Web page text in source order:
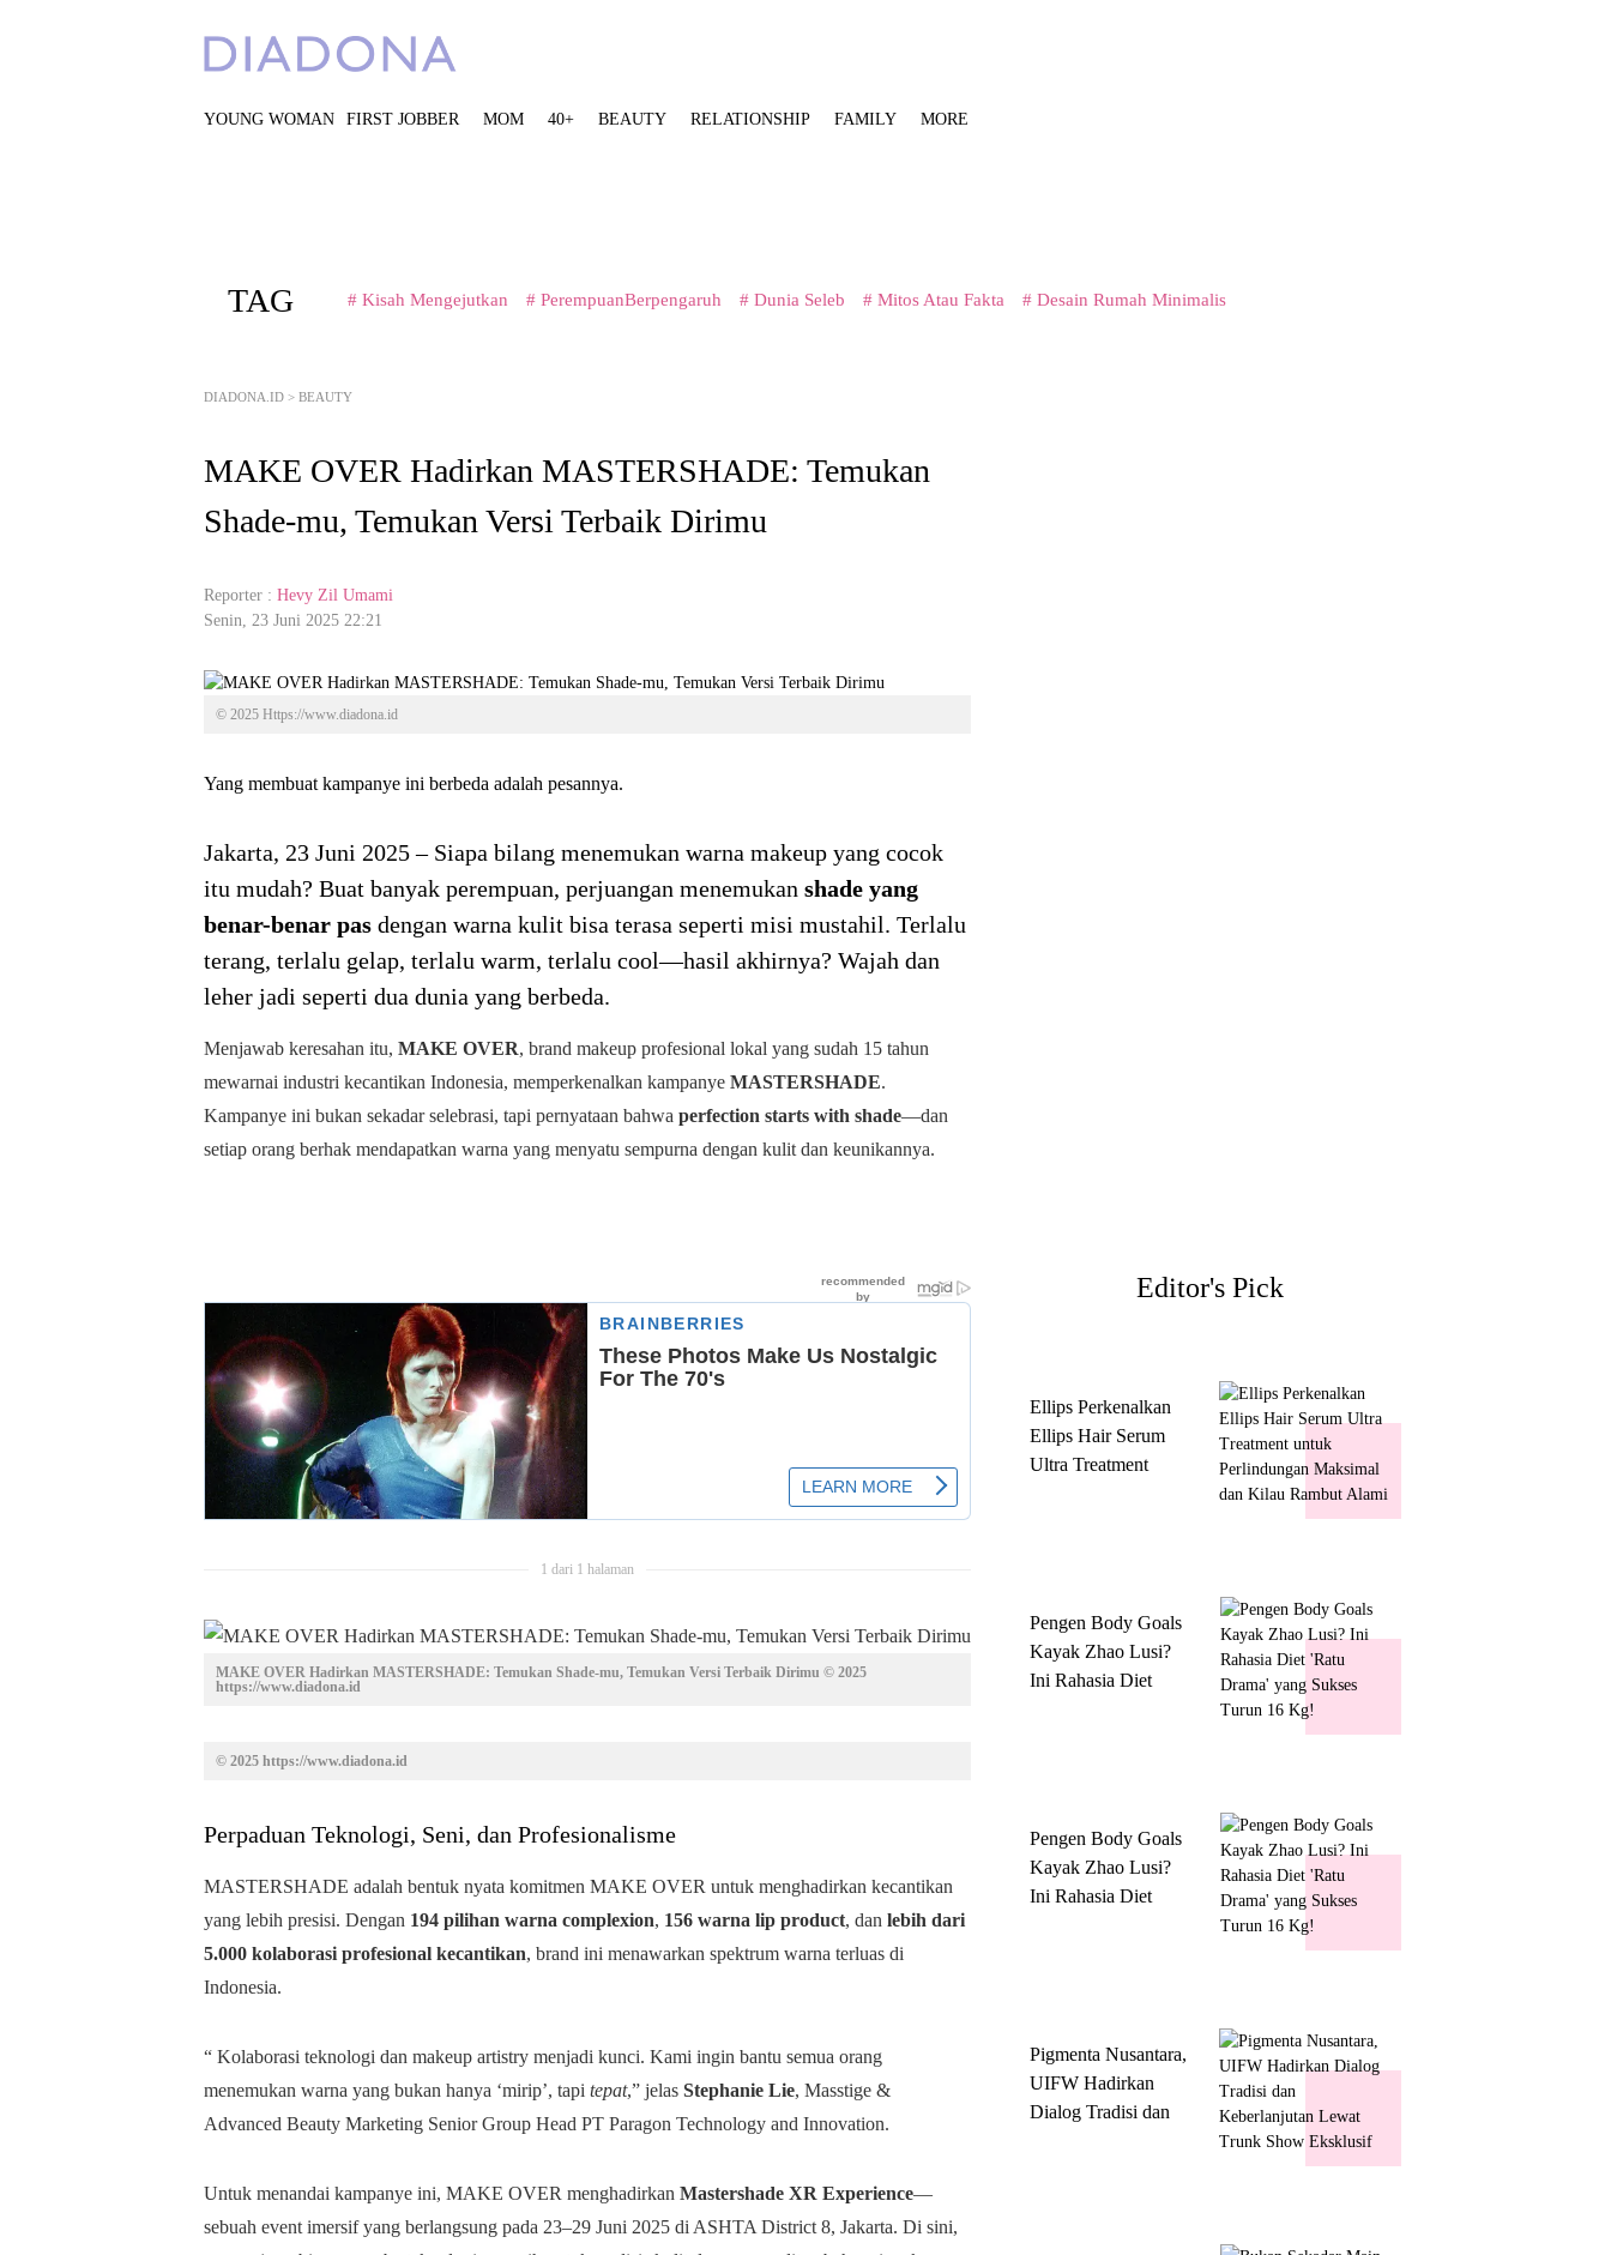
YOUNG WOMAN FIRST JOBBER MOM 40+ BEAUTY RELATIONSHIP FAMILY MORE
TAG # Kisah Mengejutkan # PerempuanBerpengaruh # Dunia Seleb # Mitos Atau Fakta # Desain Rumah Minimalis
DIADONA.ID > BEAUTY
MAKE OVER Hadirkan MASTERSHADE: Temukan
Shade-mu, Temukan Versi Terbaik Dirimu
Reporter : Hevy Zil Umami
Senin, 23 Juni 2025 22:21
© 2025 Https://www.diadona.id
Yang membuat kampanye ini berbeda adalah pesannya.
Jakarta, 23 Juni 2025 – Siapa bilang menemukan warna makeup yang cocok
itu mudah? Buat banyak perempuan, perjuangan menemukan shade yang
benar-benar pas dengan warna kulit bisa terasa seperti misi mustahil. Terlalu
terang, terlalu gelap, terlalu warm, terlalu cool—hasil akhirnya? Wajah dan
leher jadi seperti dua dunia yang berbeda.
Menjawab keresahan itu, MAKE OVER, brand makeup profesional lokal yang sudah 15 tahun
mewarnai industri kecantikan Indonesia, memperkenalkan kampanye MASTERSHADE.
Kampanye ini bukan sekadar selebrasi, tapi pernyataan bahwa perfection starts with shade—dan
setiap orang berhak mendapatkan warna yang menyatu sempurna dengan kulit dan keunikannya.
1 dari 1 halaman
MAKE OVER Hadirkan MASTERSHADE: Temukan Shade-mu, Temukan Versi Terbaik Dirimu © 2025
https://www.diadona.id
© 2025 https://www.diadona.id
Perpaduan Teknologi, Seni, dan Profesionalisme
MASTERSHADE adalah bentuk nyata komitmen MAKE OVER untuk menghadirkan kecantikan
yang lebih presisi. Dengan 194 pilihan warna complexion, 156 warna lip product, dan lebih dari
5.000 kolaborasi profesional kecantikan, brand ini menawarkan spektrum warna terluas di
Indonesia.
“ Kolaborasi teknologi dan makeup artistry menjadi kunci. Kami ingin bantu semua orang
menemukan warna yang bukan hanya ‘mirip’, tapi tepat,” jelas Stephanie Lie, Masstige &
Advanced Beauty Marketing Senior Group Head PT Paragon Technology and Innovation.
Untuk menandai kampanye ini, MAKE OVER menghadirkan Mastershade XR Experience—
sebuah event imersif yang berlangsung pada 23–29 Juni 2025 di ASHTA District 8, Jakarta. Di sini,
Editor's Pick
Ellips Perkenalkan
Ellips Hair Serum
Ultra Treatment
Pengen Body Goals
Kayak Zhao Lusi?
Ini Rahasia Diet
Pengen Body Goals
Kayak Zhao Lusi?
Ini Rahasia Diet
Pigmenta Nusantara,
UIFW Hadirkan
Dialog Tradisi dan